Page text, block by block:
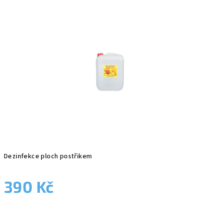
Dezinfekce ploch postřikem
390 Kč